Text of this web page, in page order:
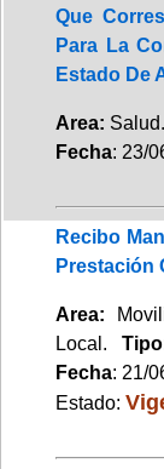
Que
Para La
Estado De
Area:
Fecha: 23/
Recibo
Prestación
Area:
Local.
Fecha: 21/
Estado: